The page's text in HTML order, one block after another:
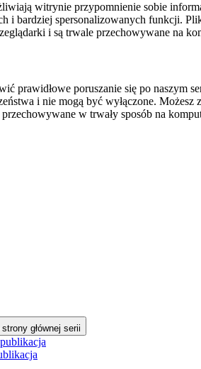
witrynie przypomnienie sobie
i bardziej spersonalizowanych funkcji.
i są trwale przechowywane na
prawidłowe poruszanie się po naszym
i nie mogą być wyłączone.
w trwały sposób na
głównej serii